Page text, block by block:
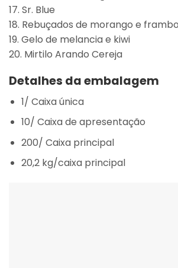
17. Sr. Blue
18. Rebuçados de morango e
19. Gelo de melancia e kiwi
20. Mirtilo Arando Cereja
Detalhes da embalagem
1/ Caixa única
10/ Caixa de apresentação
200/ Caixa principal
20,2 kg/caixa principal